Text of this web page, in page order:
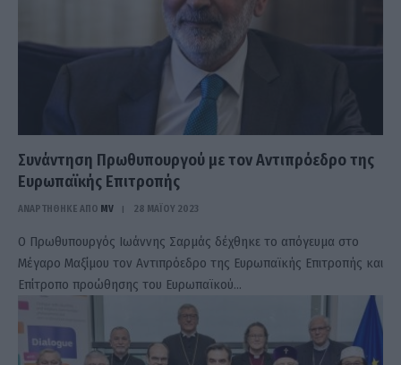
Συνάντηση Πρωθυπουργού με τον Αντιπρόεδρο της
Ευρωπαϊκής Επιτροπής
ΑΝΑΡΤΗΘΗΚΕ ΑΠΟ MV 28 ΜΑΪ́ΟΥ 2023
Ο Πρωθυπουργός Ιωάννης Σαρμάς δέχθηκε το απόγευμα στο
Μέγαρο Μαξίμου τον Αντιπρόεδρο της Ευρωπαϊκής Επιτροπής και
Επίτροπο προώθησης του Ευρωπαϊκού…